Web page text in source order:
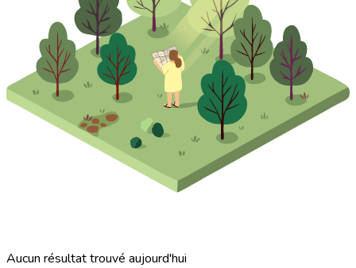
Aucun résultat trouvé aujourd'hui